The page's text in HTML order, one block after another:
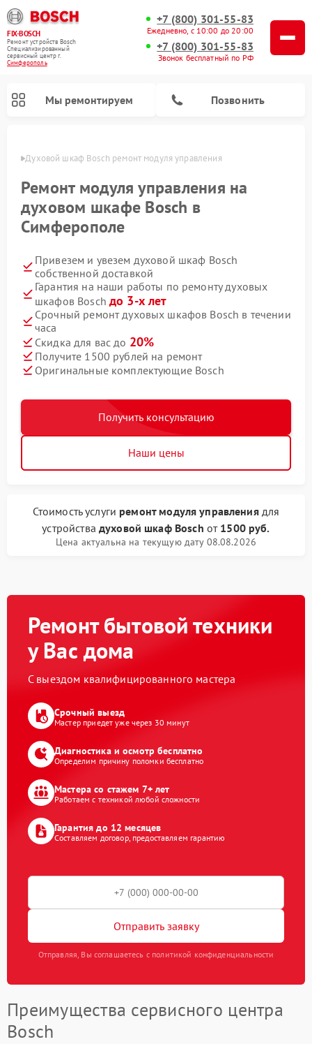
FIX-BOSCH
Ремонт устройств Bosch
Специализированный
cервисный центр г.
Симферополь
+7 (800) 301-55-83
Ежедневно, с 10:00 до 20:00
+7 (800) 301-55-83
Звонок бесплатный по РФ
Мы ремонтируем Позвонить
Духовой шкаф Bosch ремонт модуля управления
Ремонт модуля управления на
духовом шкафе Bosch в
Симферополе
Привезем и увезем духовой шкаф Bosch
собственной доставкой
Гарантия на наши работы по ремонту духовых
шкафов Bosch до 3-х лет
Срочный ремонт духовых шкафов Bosch в течении
часа
Скидка для вас до 20%
Получите 1500 рублей на ремонт
Оригинальные комплектующие Bosch
Получить консультацию
Наши цены
Стоимость услуги ремонт модуля управлениядля
устройства духовой шкаф Bosch от 1500 руб.
Цена актуальна на текущую дату 08.08.2026
Ремонт бытовой техники
у Вас дома
С выездом квалифицированного мастера
Срочный выезд
Мастер приедет уже через 30 минут
Диагностика и осмотр бесплатно
Определим причину поломки бесплатно
Мастера со стажем 7+ лет
Работаем с техникой любой сложности
Гарантия до 12 месяцев
Составляем договор, предоставляем гарантию
Отправить заявку
Отправляя, Вы соглашаетесь с политикой конфиденциальности
Преимущества сервисного центра
Bosch